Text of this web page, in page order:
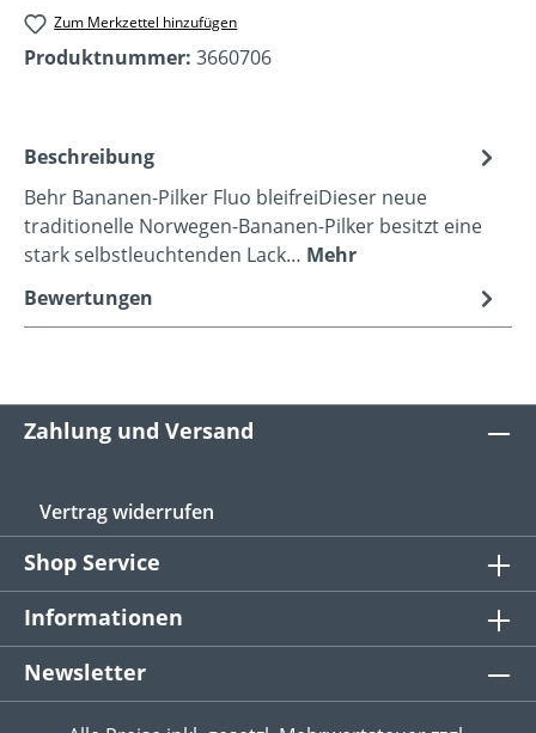
Zum Merkzettel hinzufügen
Produktnummer: 3660706
Beschreibung
Behr Bananen-Pilker Fluo bleifreiDieser neue
traditionelle Norwegen-Bananen-Pilker besitzt eine
stark selbstleuchtenden Lack… Mehr
Bewertungen
Zahlung und Versand
Vertrag widerrufen
Shop Service
Informationen
Newsletter